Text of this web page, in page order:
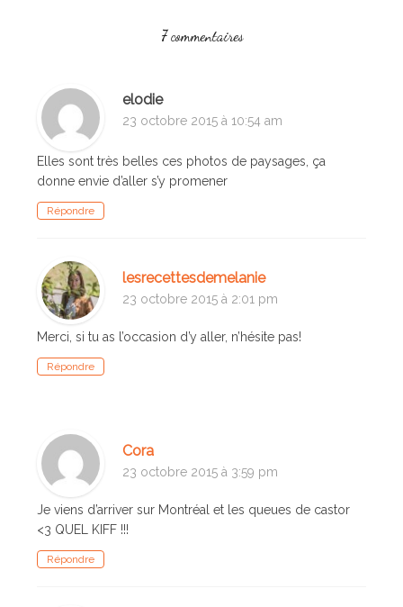
7 commentaires
elodie
23 octobre 2015 à 10:54 am
Elles sont très belles ces photos de paysages, ça
donne envie d’aller s’y promener
Répondre
lesrecettesdemelanie
23 octobre 2015 à 2:01 pm
Merci, si tu as l’occasion d’y aller, n’hésite pas!
Répondre
Cora
23 octobre 2015 à 3:59 pm
Je viens d’arriver sur Montréal et les queues de castor
<3 QUEL KIFF !!!
Répondre